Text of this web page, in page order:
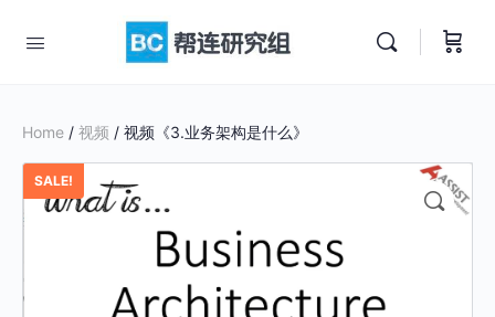
Home / 视频 / 视频《3.业务架构是什么》
SALE!